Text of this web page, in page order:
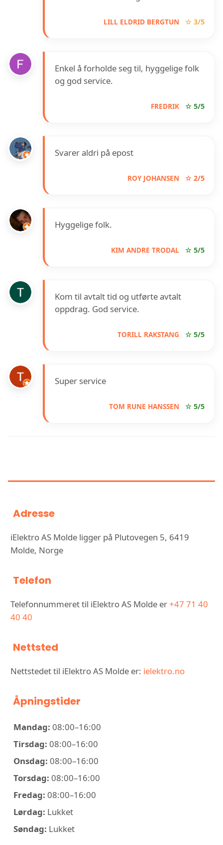
LILL ELDRID BERGTUN ☆ 3/5
Enkel å forholde seg til, hyggelige folk
og god service.
FREDRIK ☆ 5/5
Svarer aldri på epost
ROY JOHANSEN ☆ 2/5
Hyggelige folk.
KIM ANDRE TRODAL ☆ 5/5
Kom til avtalt tid og utførte avtalt
oppdrag. God service.
TORILL RAKSTANG ☆ 5/5
Super service
TOM RUNE HANSSEN ☆ 5/5
Adresse
iElektro AS Molde ligger på Plutovegen 5, 6419
Molde, Norge
Telefon
Telefonnummeret til iElektro AS Molde er+47 71 40
40 40
Nettsted
Nettstedet til iElektro AS Molde er: ielektro.no
Åpningstider
Mandag: 08:00–16:00
Tirsdag: 08:00–16:00
Onsdag: 08:00–16:00
Torsdag: 08:00–16:00
Fredag: 08:00–16:00
Lørdag: Lukket
Søndag: Lukket